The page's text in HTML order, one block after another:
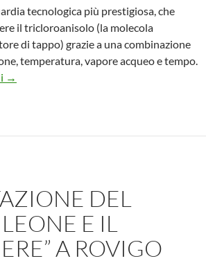
tecnologica più prestigiosa, che
il tricloroanisolo (la molecola
di tappo) grazie a una combinazione
temperatura, vapore acqueo e tempo.
AMORIM CORK – Il tappo Naturity® re
→
DEL
E IL
A ROVIGO